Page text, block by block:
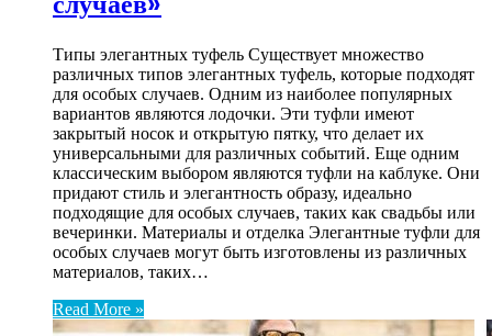
Типы элегантных туфель Существует множество
различных типов элегантных туфель, которые подходят
для особых случаев. Одним из наиболее популярных
вариантов являются лодочки. Эти туфли имеют
закрытый носок и открытую пятку, что делает их
универсальными для различных событий. Еще одним
классическим выбором являются туфли на каблуке. Они
придают стиль и элегантность образу, идеально
подходящие для особых случаев, таких как свадьбы или
вечеринки. Материалы и отделка Элегантные туфли для
особых случаев могут быть изготовлены из различных
материалов, таких…
Read More »